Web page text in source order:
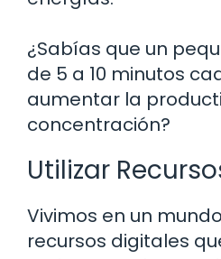
¿Sabías que un
de 5 a 10 minutos
aumentar la
concentración?
Utilizar
Vivimos en un
recursos digitales